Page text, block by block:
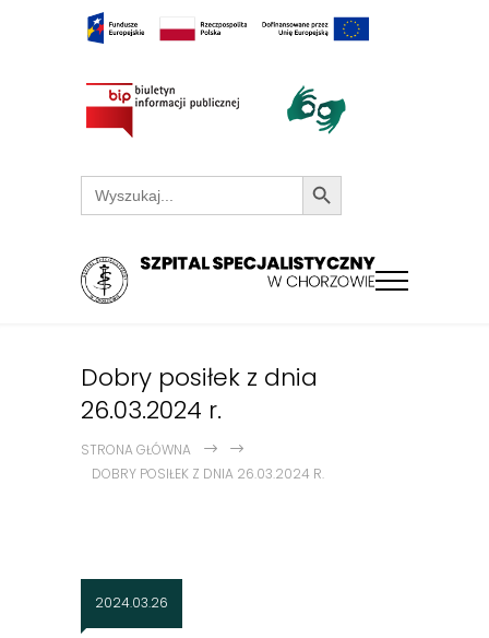
Search
for:
Search Button
Dobry posiłek z dnia
26.03.2024 r.
STRONA GŁÓWNA
DOBRY POSIŁEK Z DNIA 26.03.2024 R.
2024.03.26